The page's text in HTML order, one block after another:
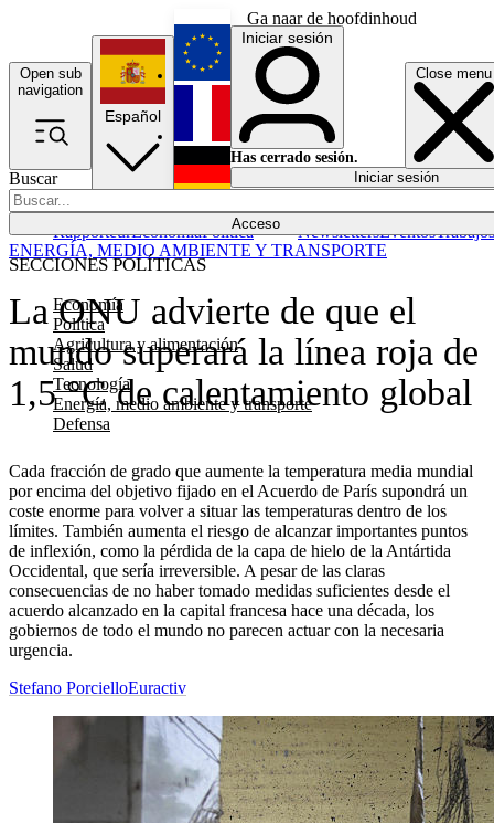
Ga naar de hoofdinhoud
Open sub
navigation
Close menu
Buscar
Acceso
SECCIONES POLÍTICAS
Economía
Política
Agricultura y alimentación
Salud
Tecnología
Energía, medio ambiente y transporte
Defensa
RapporteurEconomíaPolítica NewslettersEventosTrabajos
Español
English
Français
Iniciar sesión
Has cerrado sesión.
Iniciar sesión
La ONU advierte de que el
mundo superará la línea roja de
1,5 °C de calentamiento global
Cada fracción de grado que aumente la temperatura media mundial
por encima del objetivo fijado en el Acuerdo de París supondrá un
coste enorme para volver a situar las temperaturas dentro de los
límites. También aumenta el riesgo de alcanzar importantes puntos
de inflexión, como la pérdida de la capa de hielo de la Antártida
Occidental, que sería irreversible. A pesar de las claras
consecuencias de no haber tomado medidas suficientes desde el
acuerdo alcanzado en la capital francesa hace una década, los
gobiernos de todo el mundo no parecen actuar con la necesaria
urgencia.
ENERGÍA, MEDIO AMBIENTE Y TRANSPORTE
Stefano PorcielloEuractiv